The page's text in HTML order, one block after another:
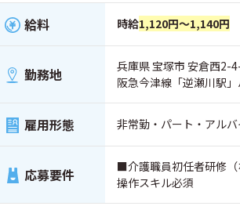
給料 時給1,120円～1,140円
勤務地
兵庫県 宝塚市 安倉西2-
阪急今津線「逆瀬川駅
雇用形態 非常勤・パート・アルバ
応募要件
■介護職員初任者研修
操作スキル必須